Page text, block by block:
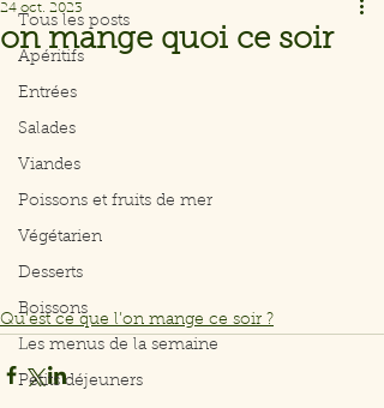
Tous les posts
Apéritifs
Entrées
Salades
Viandes
Poissons et fruits de mer
Végétarien
Desserts
Boissons
Les menus de la semaine
Petits déjeuners
on mange quoi ce soir
24 oct. 2023
Qu’est ce que l’on mange ce soir ?